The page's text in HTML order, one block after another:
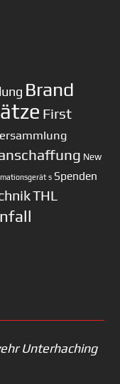
Brand
First
New
s Spenden
THL
Unterhaching